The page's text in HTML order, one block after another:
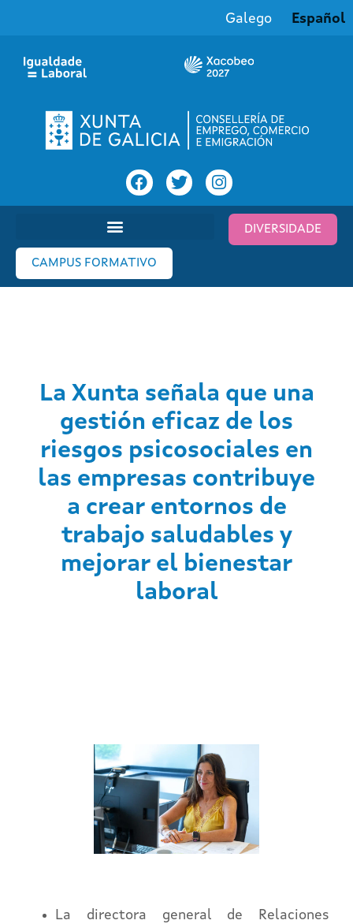
Galego Español
DIVERSIDADE
CAMPUS FORMATIVO
La Xunta señala que una
gestión eficaz de los
riesgos psicosociales en
las empresas contribuye
a crear entornos de
trabajo saludables y
mejorar el bienestar
laboral
La directora general de Relaciones